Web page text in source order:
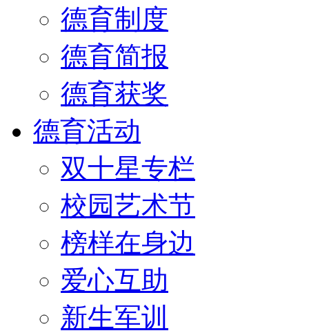
德育制度
德育简报
德育获奖
德育活动
双十星专栏
校园艺术节
榜样在身边
爱心互助
新生军训